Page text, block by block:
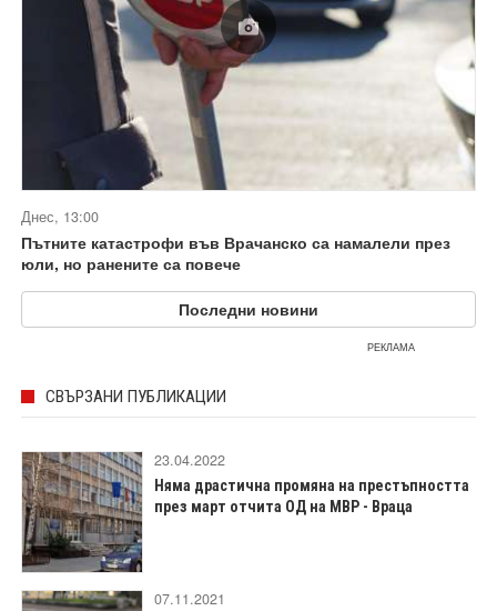
Днес, 13:00
Пътните катастрофи във Врачанско са намалели през
юли, но ранените са повече
Последни новини
РЕКЛАМА
СВЪРЗАНИ ПУБЛИКАЦИИ
23.04.2022
Няма драстична промяна на престъпността
през март отчита ОД на МВР - Враца
07.11.2021